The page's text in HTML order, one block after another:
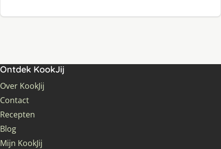
Ontdek KookJij
Over KookJij
Contact
Recepten
Blog
Mijn KookJij